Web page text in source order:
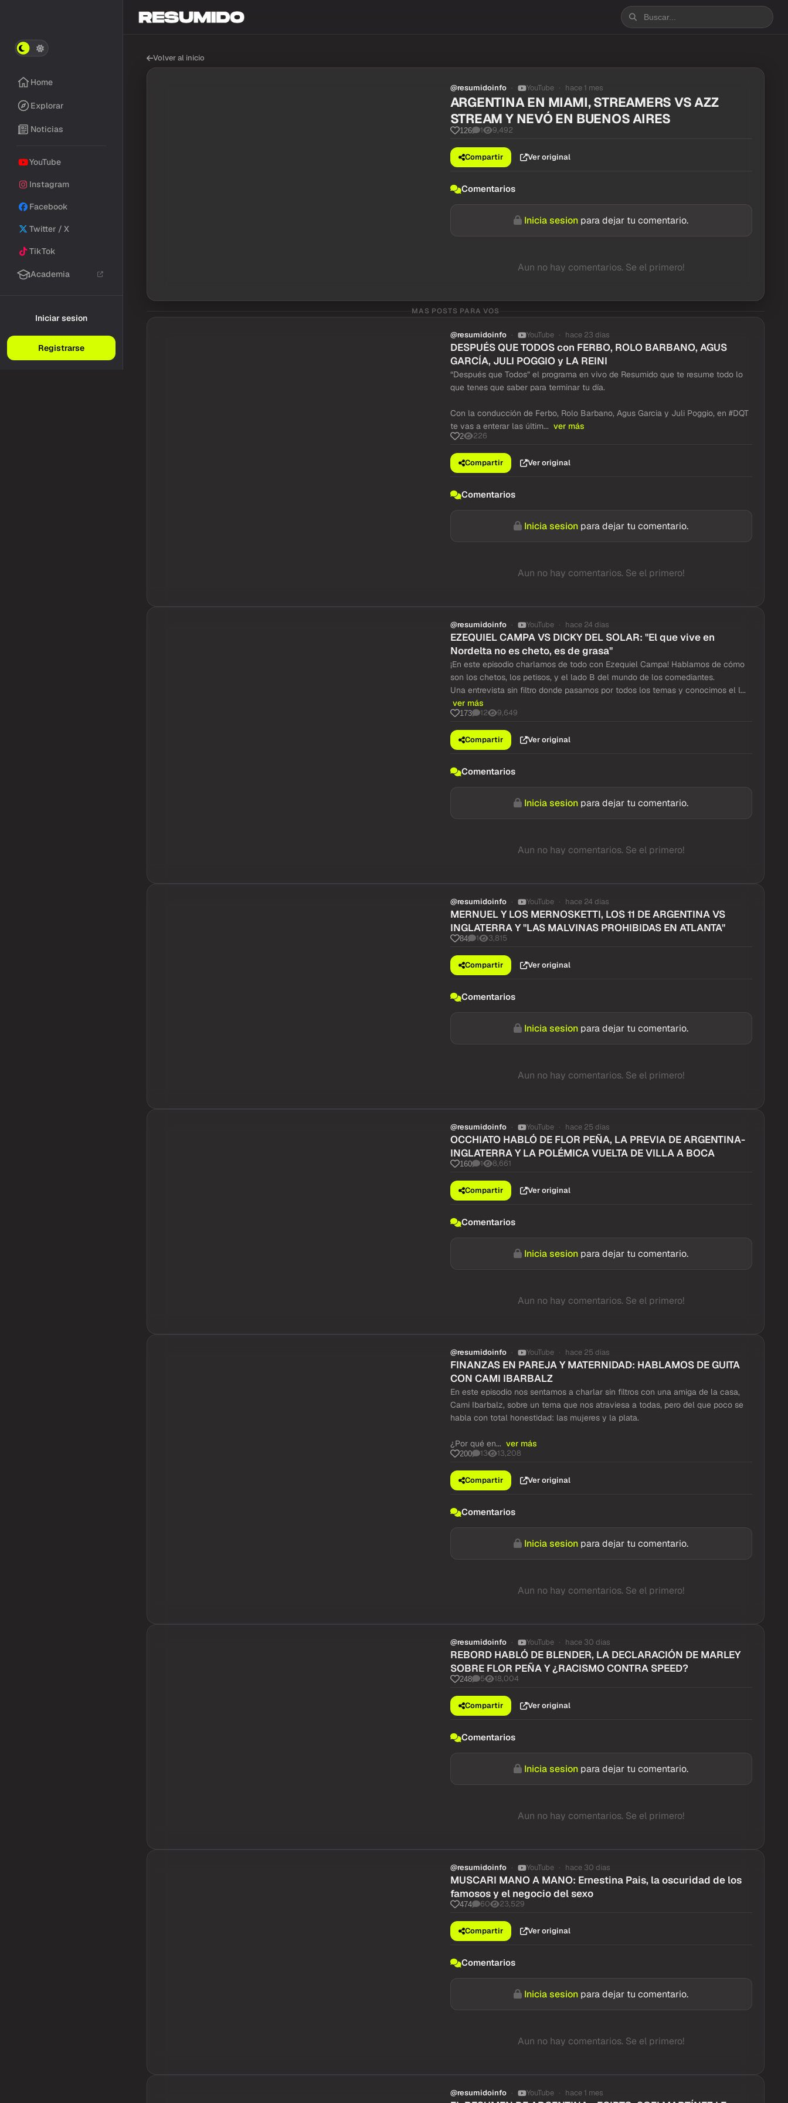
Home
Explorar
Noticias
YouTube
Instagram
Facebook
Twitter / X
TikTok
Academia
Iniciar sesion
Registrarse
Volver al inicio
@resumidoinfo YouTube hace 1 mes
ARGENTINA EN MIAMI, STREAMERS VS AZZ
STREAM Y NEVÓ EN BUENOS AIRES
126 1 9,492
Compartir Ver original
Comentarios
Inicia sesion para dejar tu comentario.
Aun no hay comentarios. Se el primero!
MAS POSTS PARA VOS
@resumidoinfo YouTube hace 23 dias
DESPUÉS QUE TODOS con FERBO, ROLO BARBANO, AGUS
GARCÍA, JULI POGGIO y LA REINI
“Después que Todos” el programa en vivo de Resumido que te resume todo lo
que tenes que saber para terminar tu día.
Con la conducción de Ferbo, Rolo Barbano, Agus Garcia y Juli Poggio, en #DQT
te vas a enterar las últim... ver más
2 226
Compartir Ver original
Comentarios
Inicia sesion para dejar tu comentario.
Aun no hay comentarios. Se el primero!
@resumidoinfo YouTube hace 24 dias
EZEQUIEL CAMPA VS DICKY DEL SOLAR: "El que vive en
Nordelta no es cheto, es de grasa"
¡En este episodio charlamos de todo con Ezequiel Campa! Hablamos de cómo
son los chetos, los petisos, y el lado B del mundo de los comediantes.
Una entrevista sin filtro donde pasamos por todos los temas y conocimos el l...
ver más
173 12 9,649
Compartir Ver original
Comentarios
Inicia sesion para dejar tu comentario.
Aun no hay comentarios. Se el primero!
@resumidoinfo YouTube hace 24 dias
MERNUEL Y LOS MERNOSKETTI, LOS 11 DE ARGENTINA VS
INGLATERRA Y "LAS MALVINAS PROHIBIDAS EN ATLANTA"
84 1 3,815
Compartir Ver original
Comentarios
Inicia sesion para dejar tu comentario.
Aun no hay comentarios. Se el primero!
@resumidoinfo YouTube hace 25 dias
OCCHIATO HABLÓ DE FLOR PEÑA, LA PREVIA DE ARGENTINA-
INGLATERRA Y LA POLÉMICA VUELTA DE VILLA A BOCA
160 1 8,661
Compartir Ver original
Comentarios
Inicia sesion para dejar tu comentario.
Aun no hay comentarios. Se el primero!
@resumidoinfo YouTube hace 25 dias
FINANZAS EN PAREJA Y MATERNIDAD: HABLAMOS DE GUITA
CON CAMI IBARBALZ
En este episodio nos sentamos a charlar sin filtros con una amiga de la casa,
Cami Ibarbalz, sobre un tema que nos atraviesa a todas, pero del que poco se
habla con total honestidad: las mujeres y la plata.
¿Por qué en... ver más
200 13 13,208
Compartir Ver original
Comentarios
Inicia sesion para dejar tu comentario.
Aun no hay comentarios. Se el primero!
@resumidoinfo YouTube hace 30 dias
REBORD HABLÓ DE BLENDER, LA DECLARACIÓN DE MARLEY
SOBRE FLOR PEÑA Y ¿RACISMO CONTRA SPEED?
248 5 18,004
Compartir Ver original
Comentarios
Inicia sesion para dejar tu comentario.
Aun no hay comentarios. Se el primero!
@resumidoinfo YouTube hace 30 dias
MUSCARI MANO A MANO: Ernestina Pais, la oscuridad de los
famosos y el negocio del sexo
474 60 23,529
Compartir Ver original
Comentarios
Inicia sesion para dejar tu comentario.
Aun no hay comentarios. Se el primero!
@resumidoinfo YouTube hace 1 mes